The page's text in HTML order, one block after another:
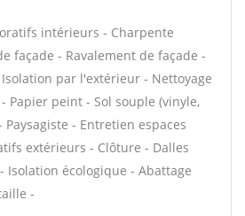
intérieurs - Charpente
façade - Ravalement de façade -
par l'extérieur - Nettoyage
Papier peint - Sol souple (vinyle,
Paysagiste - Entretien espaces
extérieurs - Clôture - Dalles
Isolation écologique - Abattage
-